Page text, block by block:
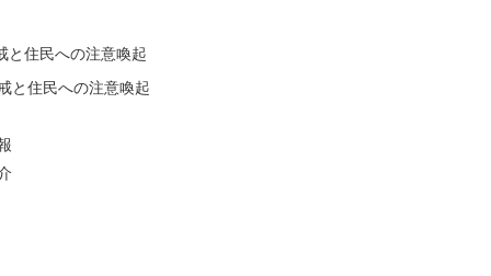
住民への注意喚起
と住民への注意喚起